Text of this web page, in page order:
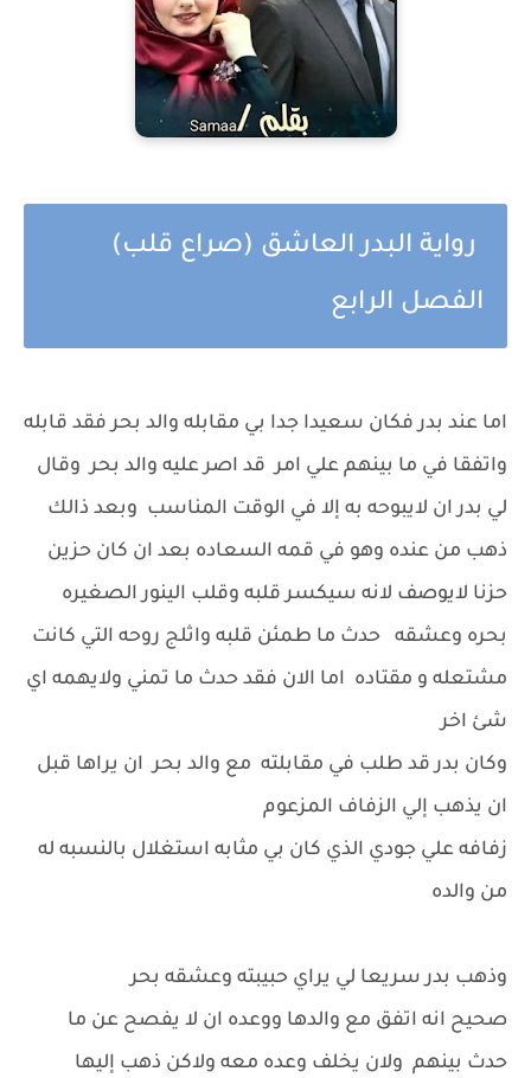
رواية البدر العاشق (صراع قلب)
الفصل الرابع
اما عند بدر فكان سعيدا جدا بي مقابله والد بحر فقد قابله
واتفقا في ما بينهم علي امر قد اصر عليه والد بحر وقال
لي بدر ان لايبوحه به إلا في الوقت المناسب وبعد ذالك
ذهب من عنده وهو في قمه السعاده بعد ان كان حزين
حزنا لايوصف لانه سيكسر قلبه وقلب الينور الصغيره
بحره وعشقه حدث ما طمئن قلبه واثلج روحه التي كانت
مشتعله و مقتاده اما الان فقد حدث ما تمني ولايهمه اي
شئ اخر
وكان بدر قد طلب في مقابلته مع والد بحر ان يراها قبل
ان يذهب إلي الزفاف المزعوم
زفافه علي جودي الذي كان بي مثابه استغلال بالنسبه له
من والده
وذهب بدر سريعا لي يراي حبيبته وعشقه بحر
صحيح انه اتفق مع والدها ووعده ان لا يفصح عن ما
حدث بينهم ولان يخلف وعده معه ولاكن ذهب إليها